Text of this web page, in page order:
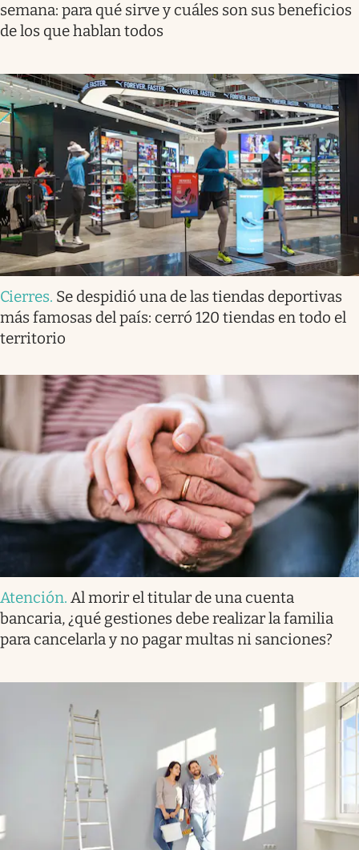
semana: para qué sirve y cuáles son sus beneficios
de los que hablan todos
Cierres. Se despidió una de las tiendas deportivas
más famosas del país: cerró 120 tiendas en todo el
territorio
Atención. Al morir el titular de una cuenta
bancaria, ¿qué gestiones debe realizar la familia
para cancelarla y no pagar multas ni sanciones?